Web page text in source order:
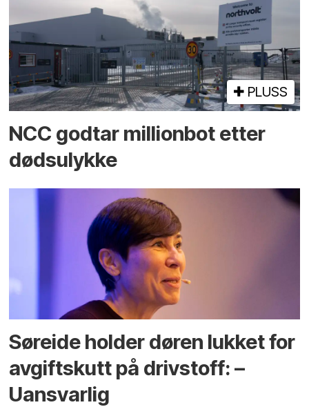
PLUSS
NCC godtar millionbot etter
dødsulykke
Søreide holder døren lukket for
avgiftskutt på drivstoff: –
Uansvarlig